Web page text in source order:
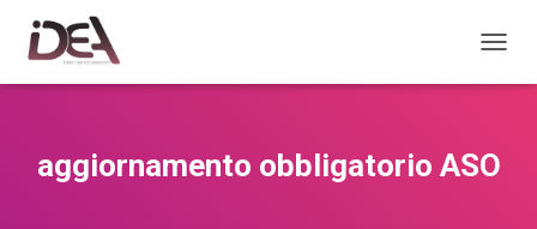
aggiornamento obbligatorio ASO